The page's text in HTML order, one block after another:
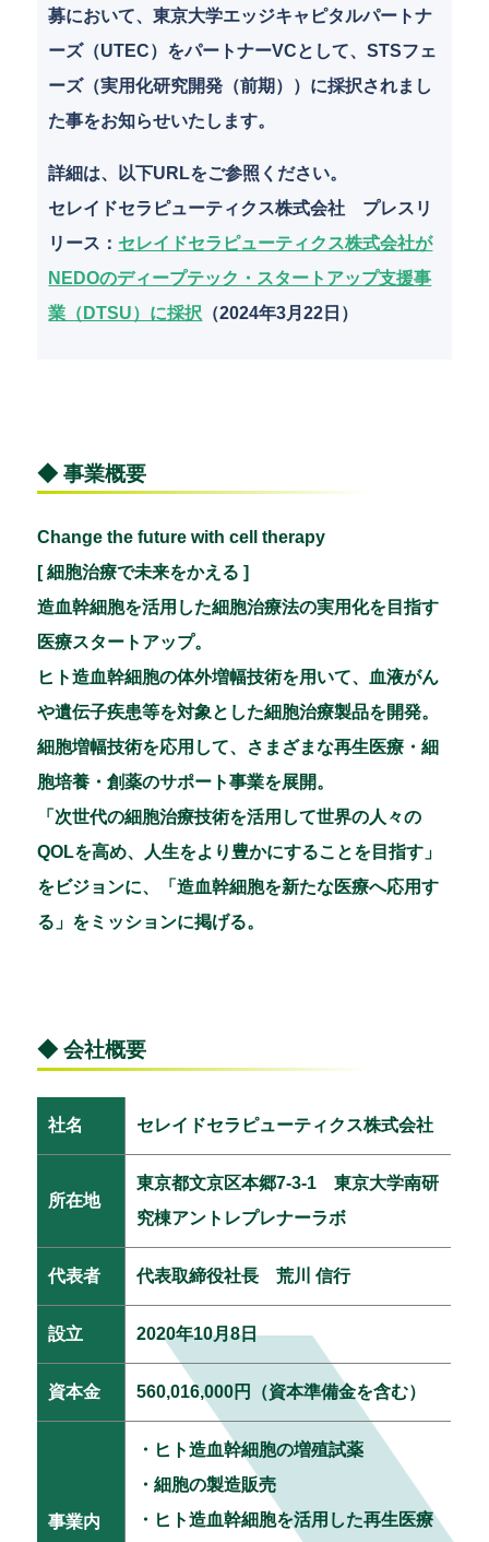
募において、東京大学エッジキャピタルパートナ
ーズ（UTEC）をパートナーVCとして、STSフェ
ーズ（実用化研究開発（前期））に採択されまし
た事をお知らせいたします。
詳細は、以下URLをご参照ください。
セレイドセラピューティクス株式会社 プレスリ
リース ： セレイドセラピューティクス株式会社が
NEDOのディープテック・スタートアップ支援事
業（DTSU）に採択 （2024年3月22日）
◆ 事業概要
Change the future with cell therapy
[ 細胞治療で未来をかえる ]
造血幹細胞を活用した細胞治療法の実用化を目指す
医療スタートアップ。
ヒト造血幹細胞の体外増幅技術を用いて、血液がん
や遺伝子疾患等を対象とした細胞治療製品を開発。
細胞増幅技術を応用して、さまざまな再生医療・細
胞培養・創薬のサポート事業を展開。
「次世代の細胞治療技術を活用して世界の人々の
QOLを高め、人生をより豊かにすることを目指す」
をビジョンに、「造血幹細胞を新たな医療へ応用す
る」をミッションに掲げる。
◆ 会社概要
社名 セレイドセラピューティクス株式会社
所在地
東京都文京区本郷7-3-1 東京大学南研
究棟アントレプレナーラボ
代表者 代表取締役社長 荒川 信行
設立 2020年10月8日
資本金 560,016,000円（資本準備金を含む）
事業内
・ヒト造血幹細胞の増殖試薬
・細胞の製造販売
・ヒト造血幹細胞を活用した再生医療